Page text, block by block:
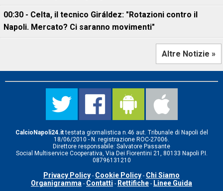
00:30 - Celta, il tecnico Giráldez: "Rotazioni contro il
Napoli. Mercato? Ci saranno movimenti"
Altre Notizie »
CalcioNapoli24.ittestata giornalistica n.46 aut. Tribunale di Napoli del
18/06/2010 - N. registrazione ROC-27006.
Direttore responsabile: Salvatore Passante
Social Multiservice Cooperativa, Via Dei Fiorentini 21, 80133 Napoli P.I.
08796131210
Privacy Policy - Cookie Policy - Chi Siamo
Organigramma - Contatti - Rettifiche - Linee Guida